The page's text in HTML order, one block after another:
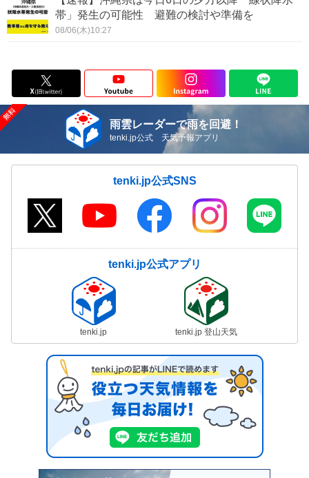
帯」発生の可能性 避難の検討や準備を
08/06(木)10:27
雨雲レーダーで雨を回避！
tenki.jp公式 天気予報アプリ
tenki.jp公式SNS
tenki.jp公式アプリ
tenki.jp tenki.jp 登山天気